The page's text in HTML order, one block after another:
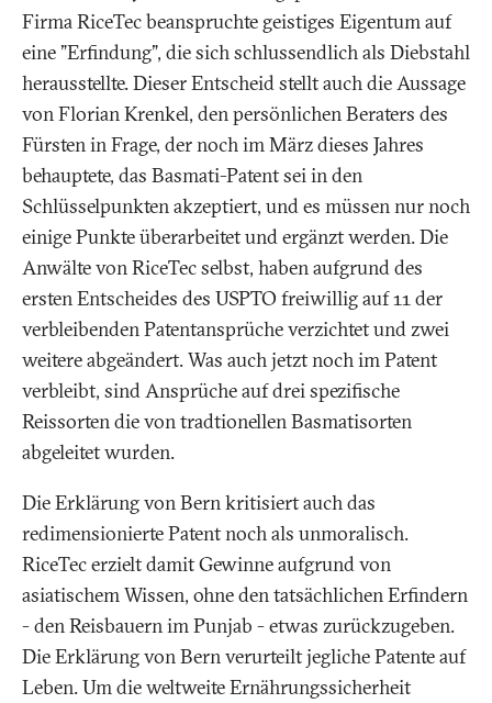
Firma RiceTec beanspruchte geistiges Eigentum auf
eine "Erfindung", die sich schlussendlich als Diebstahl
herausstellte. Dieser Entscheid stellt auch die Aussage
von Florian Krenkel, den persönlichen Beraters des
Fürsten in Frage, der noch im März dieses Jahres
behauptete, das Basmati-Patent sei in den
Schlüsselpunkten akzeptiert, und es müssen nur noch
einige Punkte überarbeitet und ergänzt werden. Die
Anwälte von RiceTec selbst, haben aufgrund des
ersten Entscheides des USPTO freiwillig auf 11 der
verbleibenden Patentansprüche verzichtet und zwei
weitere abgeändert. Was auch jetzt noch im Patent
verbleibt, sind Ansprüche auf drei spezifische
Reissorten die von tradtionellen Basmatisorten
abgeleitet wurden.
Die Erklärung von Bern kritisiert auch das
redimensionierte Patent noch als unmoralisch.
RiceTec erzielt damit Gewinne aufgrund von
asiatischem Wissen, ohne den tatsächlichen Erfindern
- den Reisbauern im Punjab - etwas zurückzugeben.
Die Erklärung von Bern verurteilt jegliche Patente auf
Leben. Um die weltweite Ernährungssicherheit